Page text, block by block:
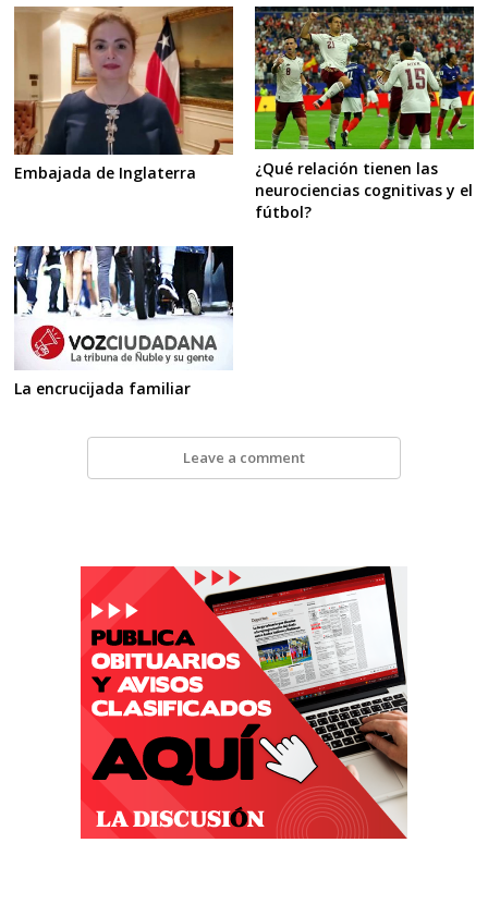
Embajada de Inglaterra
¿Qué relación tienen las
neurociencias cognitivas y el
fútbol?
La encrucijada familiar
Leave a comment